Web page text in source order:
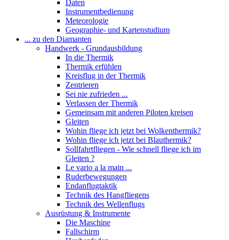
Daten
Instrumentbedienung
Meteorologie
Geographie- und Kartenstudium
... zu den Diamanten
Handwerk - Grundausbildung
In die Thermik
Thermik erfühlen
Kreisflug in der Thermik
Zentrieren
Sei nie zufrieden ...
Verlassen der Thermik
Gemeinsam mit anderen Piloten kreisen
Gleiten
Wohin fliege ich jetzt bei Wolkenthermik?
Wohin fliege ich jetzt bei Blauthermik?
Sollfahrtfliegen - Wie schnell fliege ich im
Gleiten ?
Le vario a la main ...
Ruderbewegungen
Endanflugtaktik
Technik des Hangfliegens
Technik des Wellenflugs
Ausrüstung & Instrumente
Die Maschine
Fallschirm